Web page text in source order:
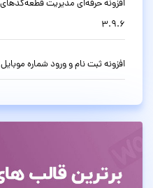
3.9.6
افزونه ثبت نام و ورود شماره موبایل Digits وردپرس نسخه 9.2